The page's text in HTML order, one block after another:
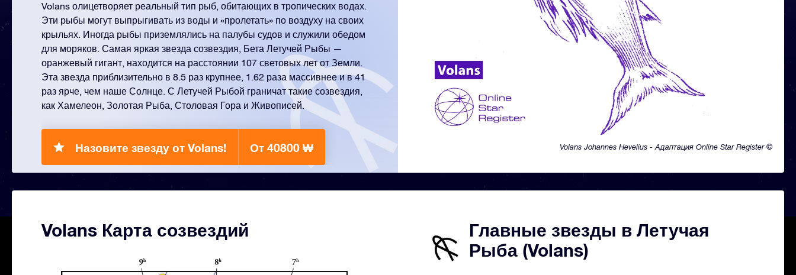
Volans Johannes Hevelius - Адаптация Online Star Register ©
Volans олицетворяет реальный тип рыб, обитающих в тропических водах.
Эти рыбы могут выпрыгивать из воды и «пролетать» по воздуху на своих
крыльях. Иногда рыбы приземлялись на палубы судов и служили обедом
для моряков. Самая яркая звезда созвездия, Бета Летучей Рыбы —
оранжевый гигант, находится на расстоянии 107 световых лет от Земли.
Эта звезда приблизительно в 8.5 раз крупнее, 1.62 раза массивнее и в 41
раз ярче, чем наше Солнце. С Летучей Рыбой граничат такие созвездия,
как Хамелеон, Золотая Рыба, Столовая Гора и Живописей.
Назовите звезду от Volans! От 40800 ₩
Volans Карта созвездий
Главные звезды в Летучая
Рыба (Volans)